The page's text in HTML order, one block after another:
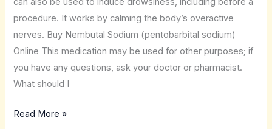
procedure. It works by calming the body’s overactive
nerves. Buy Nembutal Sodium (pentobarbital sodium)
Online This medication may be used for other purposes; if
you have any questions, ask your doctor or pharmacist.
What should I
Read More »